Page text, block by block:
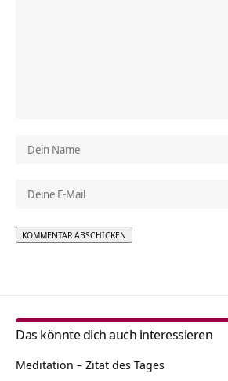
Das könnte dich auch interessieren
Meditation – Zitat des Tages